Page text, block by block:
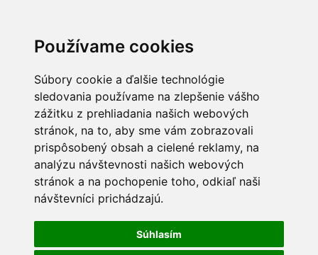
Používame cookies
Súbory cookie a ďalšie technológie
sledovania používame na zlepšenie vášho
zážitku z prehliadania našich webových
stránok, na to, aby sme vám zobrazovali
prispôsobený obsah a cielené reklamy, na
analýzu návštevnosti našich webových
stránok a na pochopenie toho, odkiaľ naši
návštevníci prichádzajú.
Súhlasím